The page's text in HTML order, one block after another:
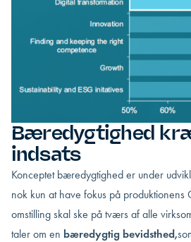
Bæredygtighed
indsats
Konceptet bæredygtighed er under
nok kun at have fokus på produktionens
omstilling skal ske på tværs af alle
taler om en bæredygtig bevidsthed,